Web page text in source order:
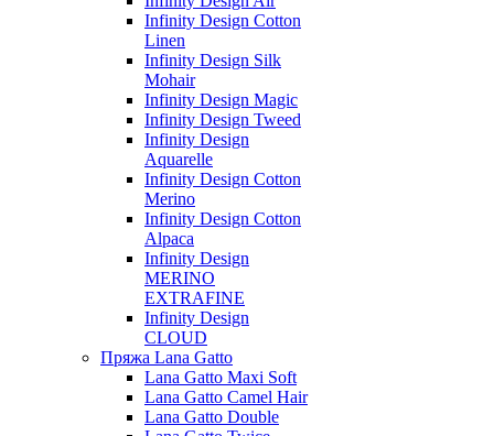
Infinity Design Cotton
Linen
Infinity Design Silk
Mohair
Infinity Design Magic
Infinity Design Tweed
Infinity Design
Aquarelle
Infinity Design Cotton
Merino
Infinity Design Cotton
Alpaca
Infinity Design
MERINO
EXTRAFINE
Infinity Design
CLOUD
Пряжа Lana Gatto
Lana Gatto Maxi Soft
Lana Gatto Camel Hair
Lana Gatto Double